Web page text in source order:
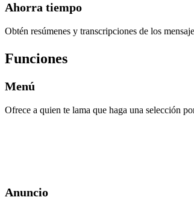
Ahorra tiempo
Obtén resúmenes y transcripciones de los
Funciones
Menú
Ofrece a quien te lama que haga una selección
Anuncio